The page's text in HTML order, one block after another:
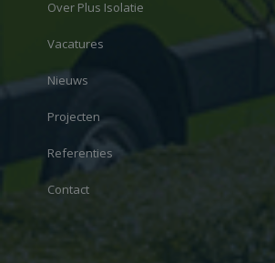
Over Plus Isolatie
Vacatures
Nieuws
Projecten
Referenties
Contact